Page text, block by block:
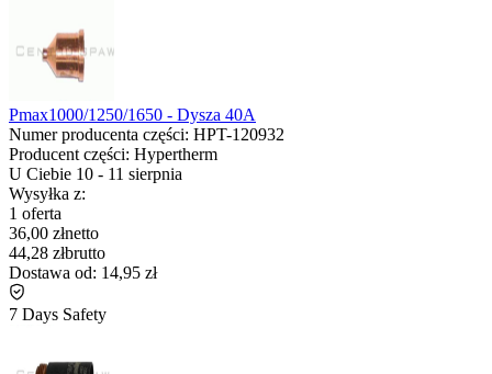
Pmax1000/1250/1650 - Dysza 40A
Numer producenta części: HPT-120932
Producent części: Hypertherm
U Ciebie 10 - 11 sierpnia
Wysyłka z:
1 oferta
36,00 złnetto
44,28 złbrutto
Dostawa od: 14,95 zł
7 Days Safety